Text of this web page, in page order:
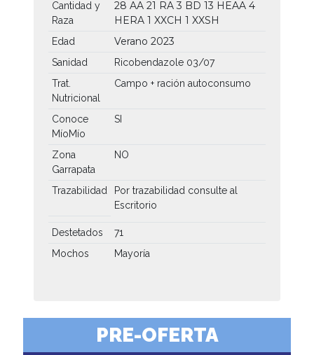
Cantidad y
Raza
28 AA 21 RA 3 BD 13 HEAA 4
HERA 1 XXCH 1 XXSH
Edad Verano 2023
Sanidad
Ricobendazole 03/07
Trat.
Nutricional
Campo + ración autoconsumo
Conoce
MíoMío
SI
Zona
Garrapata
NO
Trazabilidad
Por trazabilidad consulte al
Escritorio
Destetados
71
Mochos
Mayoría
PRE-OFERTA